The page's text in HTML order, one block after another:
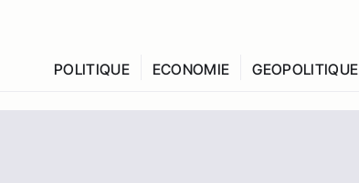
POLITIQUE ECONOMIE GEOPOLITIQUE